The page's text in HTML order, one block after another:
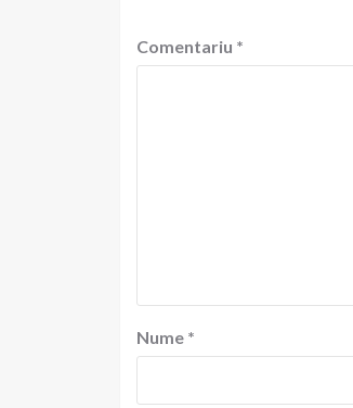
Comentariu *
Nume *